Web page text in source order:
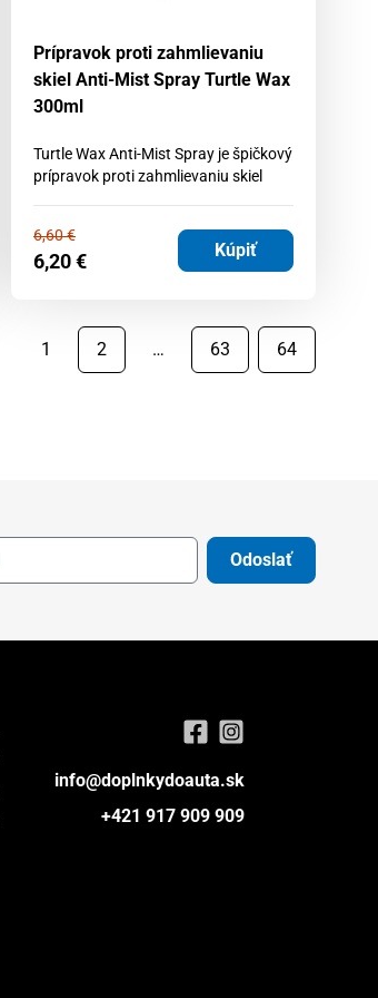
Prípravok proti zahmlievaniu
skiel Anti-Mist Spray Turtle Wax
300ml
Turtle Wax Anti-Mist Spray je špičkový
prípravok proti zahmlievaniu skiel
6,60€
6,20€ Kúpiť
1 2 … 63 64
Odoslať
info@doplnkydoauta.sk
+421 917 909 909